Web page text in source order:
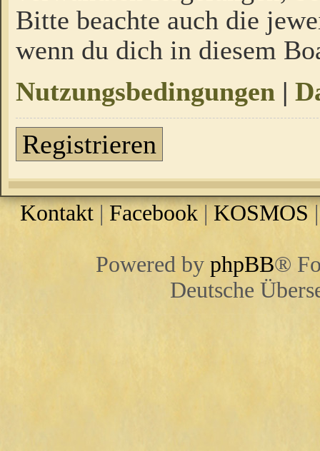
Bitte beachte auch die
wenn du dich in diesem
Nutzungsbedingungen |
Registrieren
Kontakt | Facebook |KOSMOS
Powered by phpBB®
Deutsche